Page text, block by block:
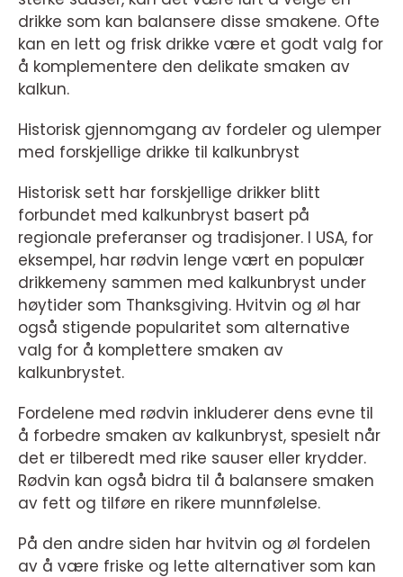
drikke som kan balansere disse smakene. Ofte
kan en lett og frisk drikke være et godt valg for
å komplementere den delikate smaken av
kalkun.
Historisk gjennomgang av fordeler og ulemper
med forskjellige drikke til kalkunbryst
Historisk sett har forskjellige drikker blitt
forbundet med kalkunbryst basert på
regionale preferanser og tradisjoner. I USA, for
eksempel, har rødvin lenge vært en populær
drikkemeny sammen med kalkunbryst under
høytider som Thanksgiving. Hvitvin og øl har
også stigende popularitet som alternative
valg for å komplettere smaken av
kalkunbrystet.
Fordelene med rødvin inkluderer dens evne til
å forbedre smaken av kalkunbryst, spesielt når
det er tilberedt med rike sauser eller krydder.
Rødvin kan også bidra til å balansere smaken
av fett og tilføre en rikere munnfølelse.
På den andre siden har hvitvin og øl fordelen
av å være friske og lette alternativer som kan